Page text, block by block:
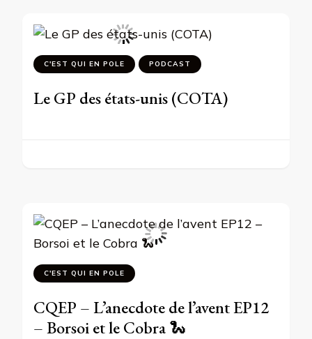
C'EST QUI EN POLE PODCAST
Le GP des états-unis (COTA)
C'EST QUI EN POLE
CQEP – L’anecdote de l’avent EP12
– Borsoi et le Cobra 🐍